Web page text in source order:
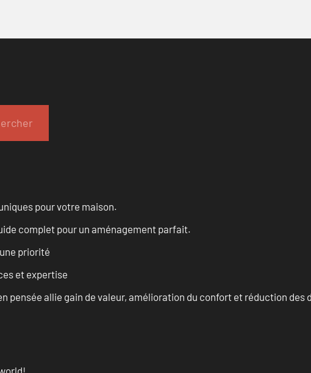
pour votre maison.
complet pour un aménagement parfait.
priorité
et expertise
pensée allie gain de valeur, amélioration du confort et réduction des